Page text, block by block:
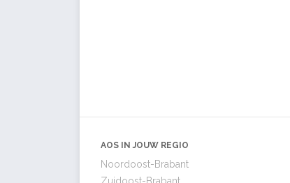
AOS IN JOUW REGIO
Noordoost-Brabant
Zuidoost-Brabant